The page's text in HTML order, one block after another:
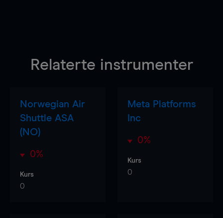
Relaterte instrumenter
Norwegian Air
Shuttle ASA
(NO)
0%
Kurs
0
Meta Platforms
Inc
0%
Kurs
0